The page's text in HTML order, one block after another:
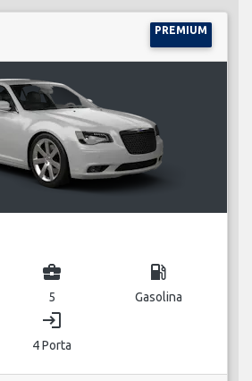
PREMIUM
business_center
5
local_gas_station
Gasolina
login
4 Porta